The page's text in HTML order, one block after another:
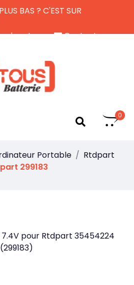
BAS ? C'EST SUR
de retour
Contactez-nous
0
Portable
Rtdpart
299183